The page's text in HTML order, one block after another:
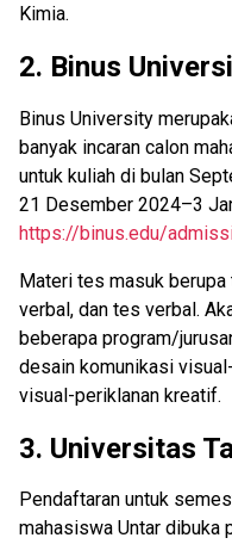
Kimia.
2. Binus
Binus University
banyak incaran calon
untuk kuliah di bulan
21 Desember 2024–3
https://binus.edu/
Materi tes masuk
verbal, dan tes verbal.
beberapa program/
desain komunikasi
visual-periklanan kreatif.
3. Universitas
Pendaftaran untuk
mahasiswa Untar dibuka